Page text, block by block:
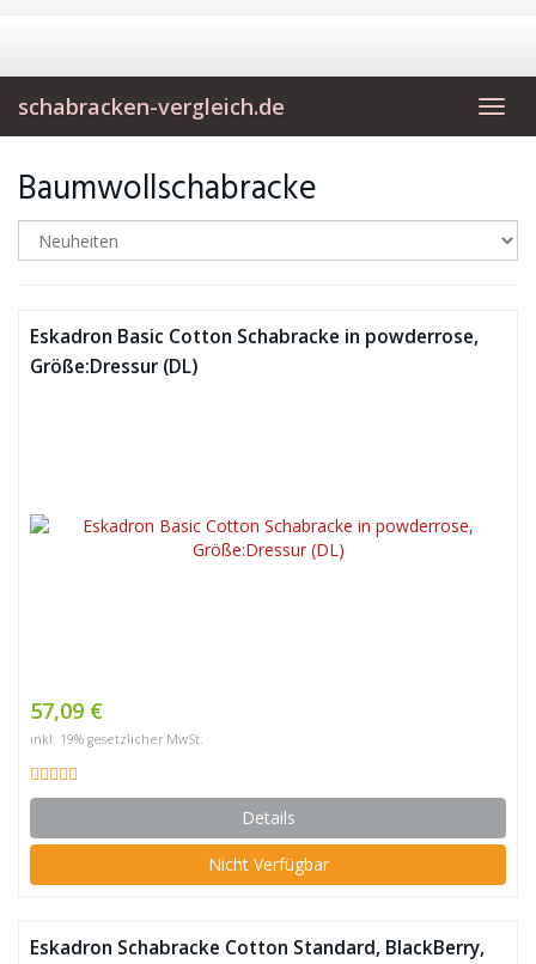
content
schabracken-vergleich.de
Baumwollschabracke
Eskadron Basic Cotton Schabracke in powderrose,
Größe:Dressur (DL)
57,09 €
inkl. 19% gesetzlicher MwSt.
Details
Nicht Verfügbar
Eskadron Schabracke Cotton Standard, BlackBerry,